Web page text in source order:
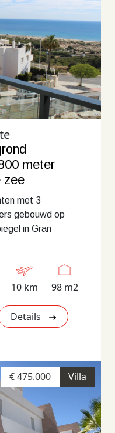
meter
zee
met 3
gebouwd op
in Gran
10 km 98 m2
Details
Villa
€ 475.000